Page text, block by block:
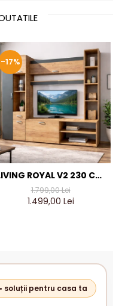
-17%
ROYAL V2 230 CM,
STEJAR AURIU & GRI
ANTRACIT – MOBILIER
1.799,00 Lei
1.499,00 Lei
soluții pentru casa ta